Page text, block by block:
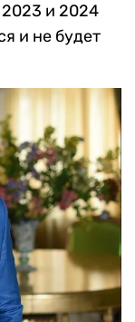
и 2024
и не будет